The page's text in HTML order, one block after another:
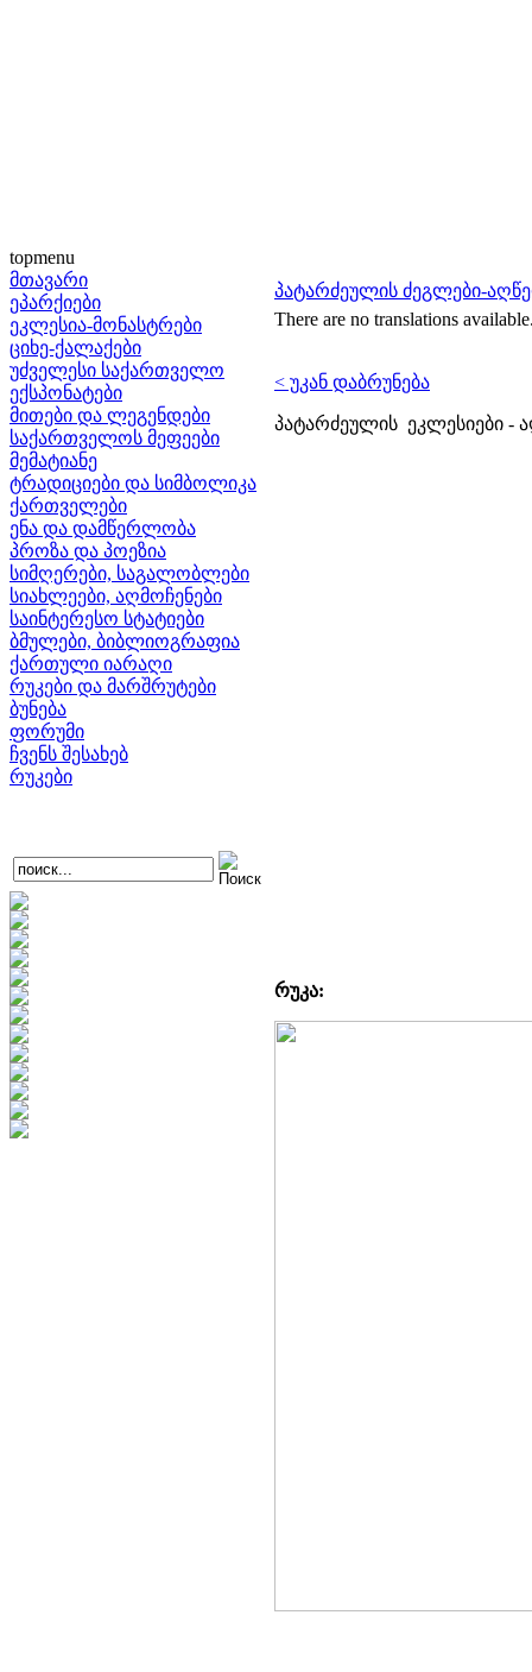
topmenu
მთავარი
ეპარქიები
ეკლესია-მონასტრები
ციხე-ქალაქები
უძველესი საქართველო
ექსპონატები
მითები და ლეგენდები
საქართველოს მეფეები
მემატიანე
ტრადიციები და სიმბოლიკა
ქართველები
ენა და დამწერლობა
პროზა და პოეზია
სიმღერები, საგალობლები
სიახლეები, აღმოჩენები
საინტერესო სტატიები
ბმულები, ბიბლიოგრაფია
ქართული იარაღი
რუკები და მარშრუტები
ბუნება
ფორუმი
ჩვენს შესახებ
რუკები
პატარძეულის ძეგლები-
There are no translations
< უკან დაბრუნება
პატარძეულის ეკლესიები -
რუკა: